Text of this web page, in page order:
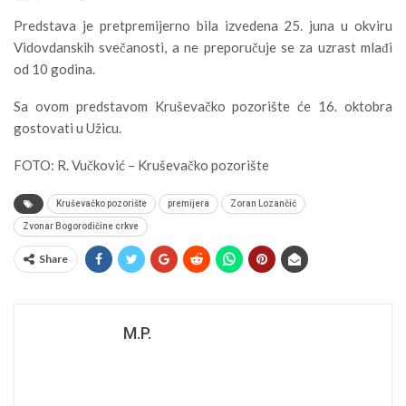
Predstava je pretpremijerno bila izvedena 25. juna u okviru
Vidovdanskih svečanosti, a ne preporučuje se za uzrast mlađi
od 10 godina.
Sa ovom predstavom Kruševačko pozorište će 16. oktobra
gostovati u Užicu.
FOTO: R. Vučković – Kruševačko pozorište
Kruševačko pozorište premijera Zoran Lozančić
Zvonar Bogorodičine crkve
Share
M.P.